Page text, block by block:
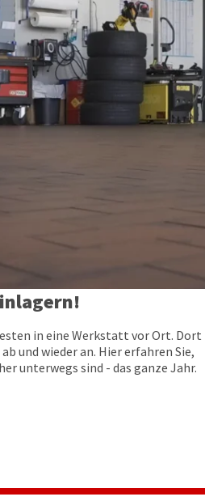
in eine Werkstatt vor Ort. Dort
und wieder an. Hier erfahren Sie,
unterwegs sind - das ganze Jahr.